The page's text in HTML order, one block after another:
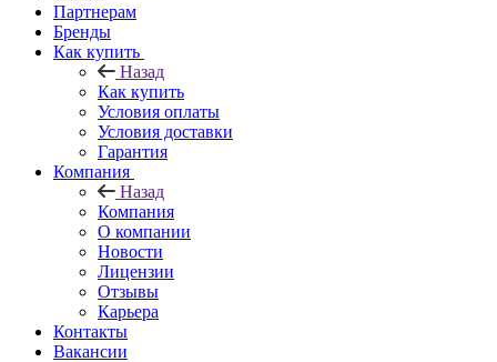
Партнерам
Бренды
Как купить
Назад
Как купить
Условия оплаты
Условия доставки
Гарантия
Компания
Назад
Компания
О компании
Новости
Лицензии
Отзывы
Карьера
Контакты
Вакансии